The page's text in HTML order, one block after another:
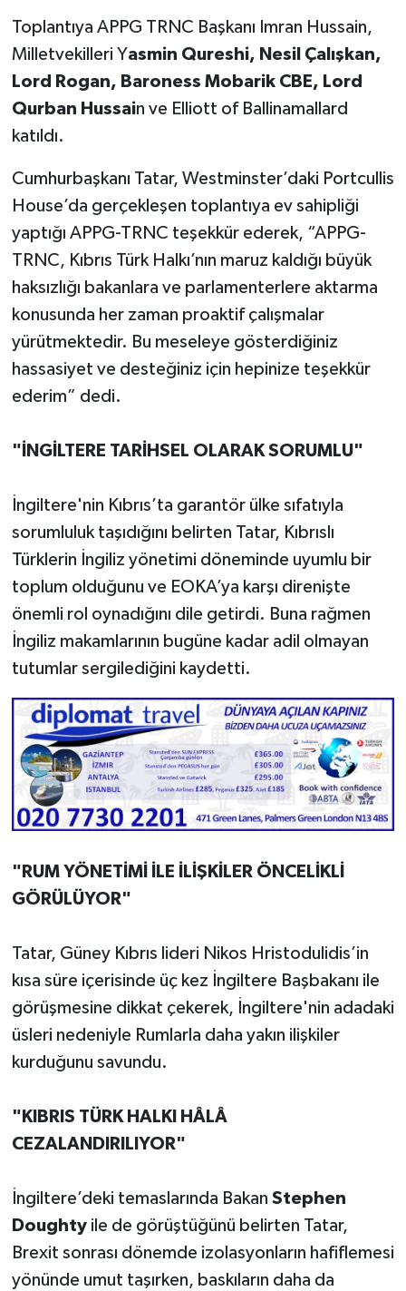
Toplantıya APPG TRNC Başkanı Imran Hussain,
Milletvekilleri Yasmin Qureshi, Nesil Çalışkan,
Lord Rogan, Baroness Mobarik CBE, Lord
Qurban Hussain ve Elliott of Ballinamallard
katıldı.
Cumhurbaşkanı Tatar, Westminster’daki Portcullis
House’da gerçekleşen toplantıya ev sahipliği
yaptığı APPG-TRNC teşekkür ederek, “APPG-
TRNC, Kıbrıs Türk Halkı’nın maruz kaldığı büyük
haksızlığı bakanlara ve parlamenterlere aktarma
konusunda her zaman proaktif çalışmalar
yürütmektedir. Bu meseleye gösterdiğiniz
hassasiyet ve desteğiniz için hepinize teşekkür
ederim” dedi.
"İNGİLTERE TARİHSEL OLARAK SORUMLU"
İngiltere'nin Kıbrıs’ta garantör ülke sıfatıyla
sorumluluk taşıdığını belirten Tatar, Kıbrıslı
Türklerin İngiliz yönetimi döneminde uyumlu bir
toplum olduğunu ve EOKA’ya karşı direnişte
önemli rol oynadığını dile getirdi. Buna rağmen
İngiliz makamlarının bugüne kadar adil olmayan
tutumlar sergilediğini kaydetti.
"RUM YÖNETİMİ İLE İLİŞKİLER ÖNCELİKLİ
GÖRÜLÜYOR"
Tatar, Güney Kıbrıs lideri Nikos Hristodulidis’in
kısa süre içerisinde üç kez İngiltere Başbakanı ile
görüşmesine dikkat çekerek, İngiltere'nin adadaki
üsleri nedeniyle Rumlarla daha yakın ilişkiler
kurduğunu savundu.
"KIBRIS TÜRK HALKI HÂLÂ
CEZALANDIRILIYOR"
İngiltere’deki temaslarında Bakan Stephen
Doughtyile de görüştüğünü belirten Tatar,
Brexit sonrası dönemde izolasyonların hafiflemesi
yönünde umut taşırken, baskıların daha da